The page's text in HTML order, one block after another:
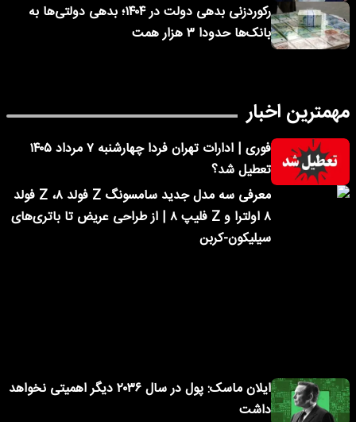
رکوردزنی بدهی دولت در ۱۴۰۴؛ بدهی دولتی‌ها به
بانک‌ها حدودا ۳ هزار همت
مهمترین اخبار
فوری | ادارات تهران فردا چهارشنبه ۷ مرداد ۱۴۰۵
تعطیل شد؟
معرفی سه مدل جدید سامسونگ Z فولد ۸، Z فولد
۸ اولترا و Z فلیپ ۸ | از طراحی عریض تا باتری‌های
سیلیکون-کربن
ایلان ماسک: پول در سال ۲۰۳۶ دیگر اهمیتی نخواهد
داشت